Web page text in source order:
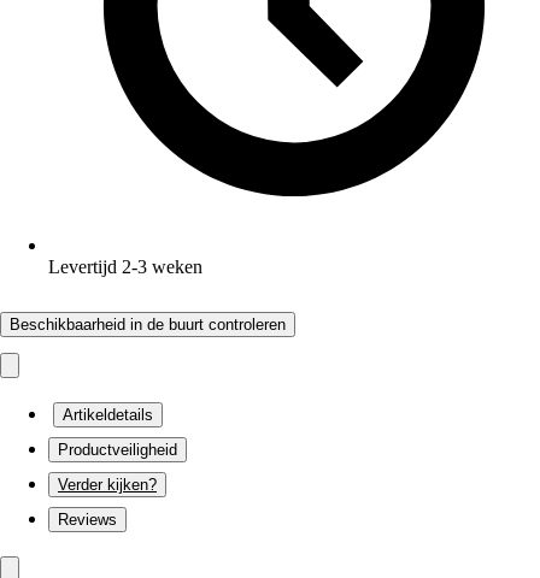
Levertijd 2-3 weken
Beschikbaarheid in de buurt controleren
Artikeldetails
Productveiligheid
Verder kijken?
Reviews